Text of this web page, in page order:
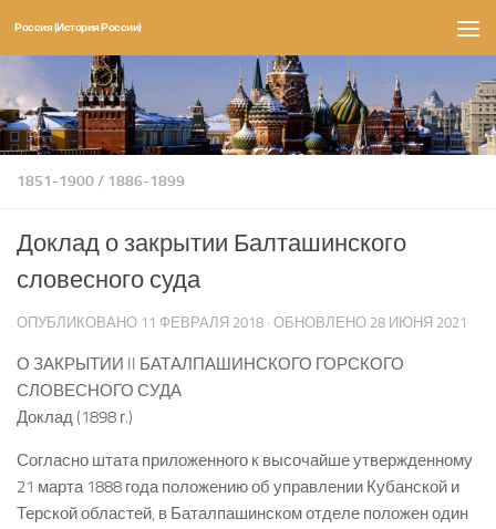
Перейти к содержимому
Россия (История России)
1851-1900/ 1886-1899
Доклад о закрытии Балташинского
словесного суда
ОПУБЛИКОВАНО 11 ФЕВРАЛЯ 2018 · ОБНОВЛЕНО 28 ИЮНЯ 2021
О ЗАКРЫТИИ II БАТАЛПАШИНСКОГО ГОРСКОГО
СЛОВЕСНОГО СУДА
Доклад (1898 г.)
Согласно штата приложенного к высочайше утвержденному
21 марта 1888 года положению об управлении Кубанской и
Терской областей, в Баталпашинском отделе положен один